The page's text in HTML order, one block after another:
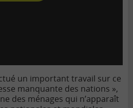
un important travail sur ce
manquante des nations »,
des ménages qui n’apparaît